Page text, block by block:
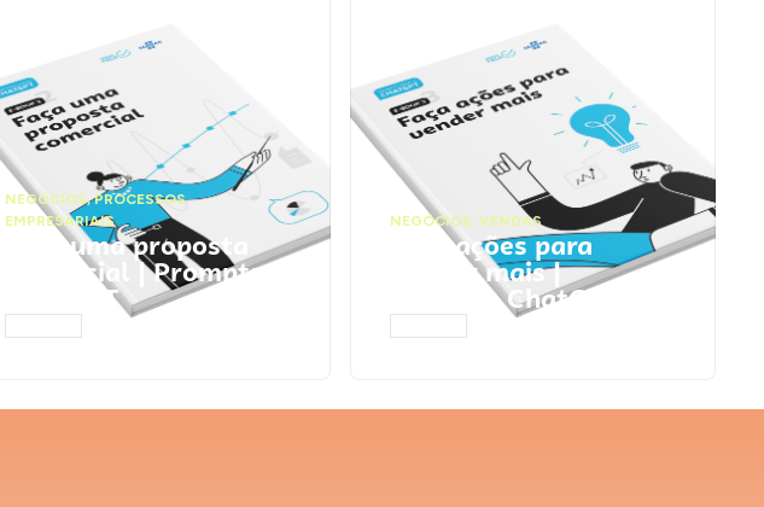
NEGÓCIOS,PROCESSOS
EMPRESARIAIS
Faça uma proposta
comercial | Prompts
ChatGPT
NEGÓCIOS, VENDAS
Faça ações para
vender mais |
Prompts ChatGPT